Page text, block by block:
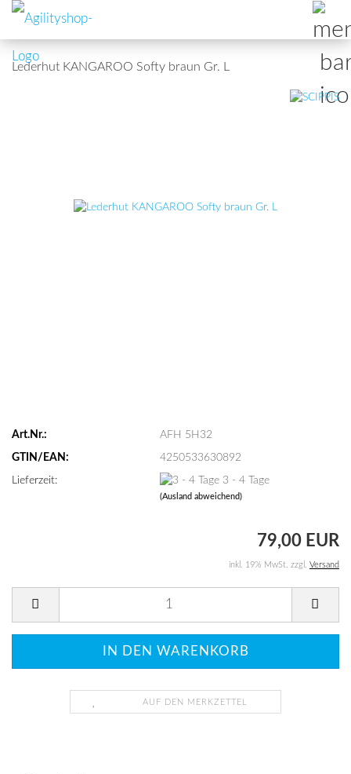
Lederhut KANGAROO Softy braun Gr. L
Art.Nr.: AFH 5H32
GTIN/EAN: 4250533630892
Lieferzeit: 3 - 4 Tage
(Ausland abweichend)
79,00 EUR
inkl. 19% MwSt. zzgl. Versand
AUF DEN MERKZETTEL